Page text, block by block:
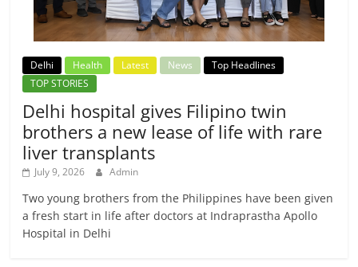
Delhi Health Latest News
Top Headlines
TOP STORIES
Delhi hospital gives Filipino twin
brothers a new lease of life with rare
liver transplants
July 9, 2026 Admin
Two young brothers from the Philippines have been given
a fresh start in life after doctors at Indraprastha Apollo
Hospital in Delhi